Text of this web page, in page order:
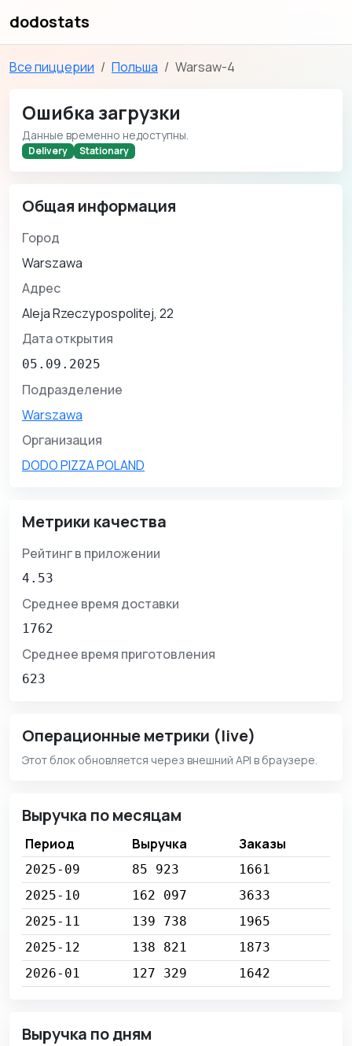
dodostats
Все пиццерии Польша Warsaw-4
Ошибка загрузки
Данные временно недоступны.
Delivery Stationary
Общая информация
Город
Warszawa
Адрес
Aleja Rzeczypospolitej, 22
Дата открытия
05.09.2025
Подразделение
Warszawa
Организация
DODO PIZZA POLAND
Метрики качества
Рейтинг в приложении
4.53
Среднее время доставки
1762
Среднее время приготовления
623
Операционные метрики (live)
Этот блок обновляется через внешний API в браузере.
Выручка по месяцам
Период Выручка Заказы
2025-09 85 923
1661
2025-10
162 097
3633
2025-11
139 738
1965
2025-12
138 821
1873
2026-01
127 329 1642
Выручка по дням